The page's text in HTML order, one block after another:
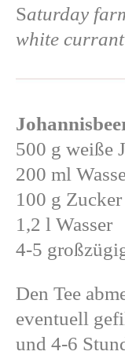
Saturday
white
500 g weiße
200 ml
100 g Zucker
1,2 l Wasser
4-5
Den Tee
eventuell
und 4-6